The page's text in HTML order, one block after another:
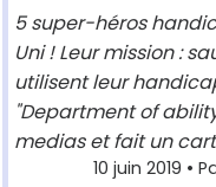
5 super-héros
Uni ! Leur mission :
utilisent leur
"Department of
medias et fait un
10 juin 2019 •